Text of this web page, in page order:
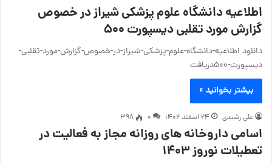
اطلاعیه دانشگاه علوم پزشکی شیراز در خصوص
گزارش مورد تقلبی دیسپورت ۵۰۰
دانلود اطلاعیه-دانشگاه-علوم-پزشکی-شیراز-در-خصوص-گزارش-مورد-تقلبی-
دیسپورت-۵۰۰دریافت
بیشتر بخوانید »
علی رشیدی ۲۴ اسفند ۱۴۰۲ ۰ 398
اسامی داروخانه های روزانه مجاز به فعالیت در
تعطیلات نوروز ۱۴۰۳